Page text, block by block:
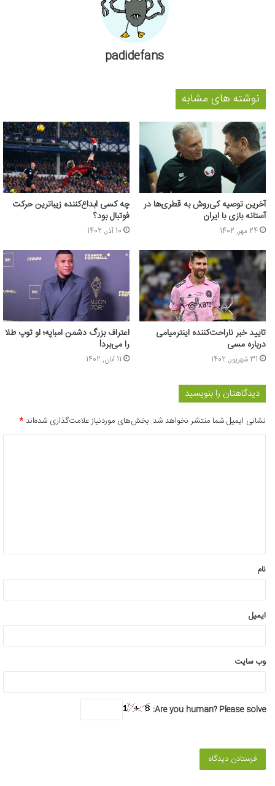
padidefans
نوشته های مشابه
آخرین توصیه کی‌روش به قطری‌ها در
آستانه بازی با ایران
24 مهر, 1402
چه کسی ابداع‌کننده زیباترین حرکت
فوتبال بود؟
10 آذر, 1402
تایید خبر ناراحت‌کننده اینترمیامی
درباره مسی
31 شهریور, 1402
اعتراف بزرگ دشمن امباپه؛ او توپ طلا
را می‌برد!
11 آبان, 1402
دیدگاهتان را بنویسید
نشانی ایمیل شما منتشر نخواهد شد. بخش‌های موردنیاز علامت‌گذاری شده‌اند*
*
نام
ایمیل
وب‌ سایت
Are you human? Please solve: